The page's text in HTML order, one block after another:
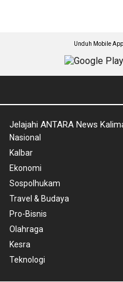
Unduh Mobile
Jelajahi ANTARA News
Nasional
Kalbar
Ekonomi
Sospolhukam
Travel & Budaya
Pro-Bisnis
Olahraga
Kesra
Teknologi